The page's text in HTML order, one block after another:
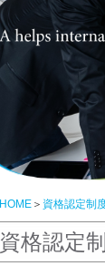
HOME ＞ 資格認定制
資格認定